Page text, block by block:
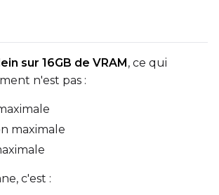
Width
sur 16GB de VRAM, ce qui
n'est pas :
maximale
c'est :